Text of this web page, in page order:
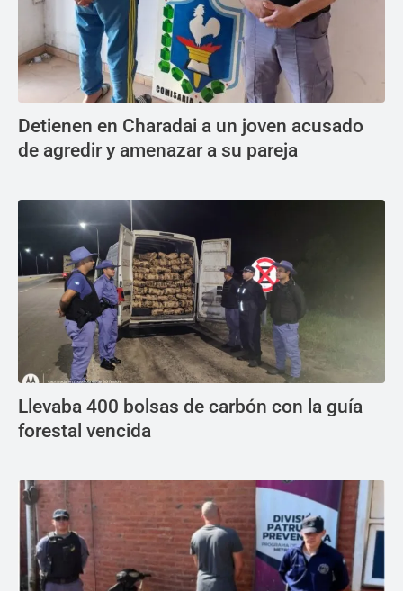
Detienen en Charadai a un joven acusado
de agredir y amenazar a su pareja
Llevaba 400 bolsas de carbón con la guía
forestal vencida